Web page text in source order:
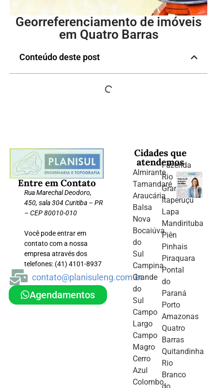
Georreferenciamento de imóveis
em Quatro Barras
Conteúdo deste post
Entre em Contato
Rua Marechal Deodoro,
450, sala 304 Curitiba – PR
– CEP 80010-010
Você pode entrar em
contato com a nossa
empresa através dos
telefones: (41) 4101-8937
contato@planisuleng.com.br
Agendamentos
Cidades que
atendemos
Almirante
Tamandaré
Araucária
Balsa
Nova
Bocaiúva
do
Sul
Campina
Grande
do
Sul
Campo
Largo
Campo
Magro
Cerro
Azul
Colombo
Fazenda
Rio
Grande
Itaperuçu
Lapa
Mandirituba
Piên
Pinhais
Piraquara
Pontal
do
Paraná
Porto
Amazonas
Quatro
Barras
Quitandinha
Rio
Branco